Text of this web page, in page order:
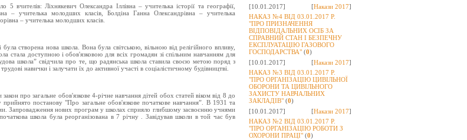
[10.01.2017]
[Накази 2017]
НАКАЗ №4 ВІД 03.01.2017 Р.
"ПРО ПРИЗНАЧЕННЯ
ВІДПОВІДАЛЬНИХ ОСІБ ЗА
СПРАВНИЙ СТАН І БЕЗПЕЧНУ
ЕКСПЛУАТАЦІЮ ГАЗОВОГО
ГОСПОДАРСТВА" (0)
[10.01.2017]
[Накази 2017]
НАКАЗ №3 ВІД 03.01.2017 Р.
"ПРО ОРГАНІЗАЦІЮ ЦИВІЛЬНОЇ
ОБОРОНИ ТА ЦИВІЛЬНОГО
ЗАХИСТУ НАВЧАЛЬНИХ
ЗАКЛАДІВ" (0)
[10.01.2017]
[Накази 2017]
НАКАЗ №2 ВІД 03.01.2017 Р.
"ПРО ОРГАНІЗАЦІЮ РОБОТИ З
ОХОРОНИ ПРАЦІ" (0)
вчителів: Ліхнякевич Олександра Іллівна – учителька історії та географії,
– учителька молодших класів, Болдіна Ганна Олександрівна – учителька
– учителька молодших класів.
була створена нова школа. Вона була світською, вільною від релігійного впливу,
стала доступною і обов'язковою для всіх громадян зі спільним навчанням для
школа” свідчила про те, що радянська школа ставила своєю метою поряд з
навички і залучати їх до активної участі в соціалістичному будівництві.
про загальне обов'язкове 4-річне навчання дітей обох статей віком від 8 до
постанову "Про загальне обов'язкове початкове навчання”. В 1931 та
Запровадження нових програм у школах сприяло глибшому засвоєнню учнями
школа була реорганізована в 7 річну . Завідував школи в той час був